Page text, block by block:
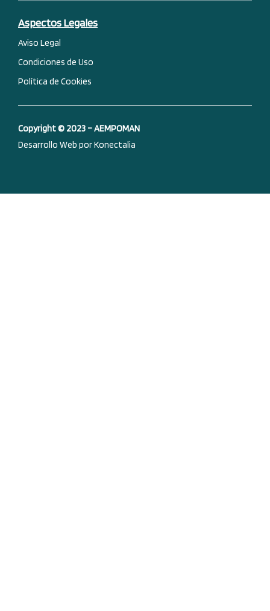
-
f
m
Aspectos Legales
Aviso Legal
Condiciones de Uso
Política de Cookies
Copyright © 2023 – AEMPOMAN
Desarrollo Web por Konectalia